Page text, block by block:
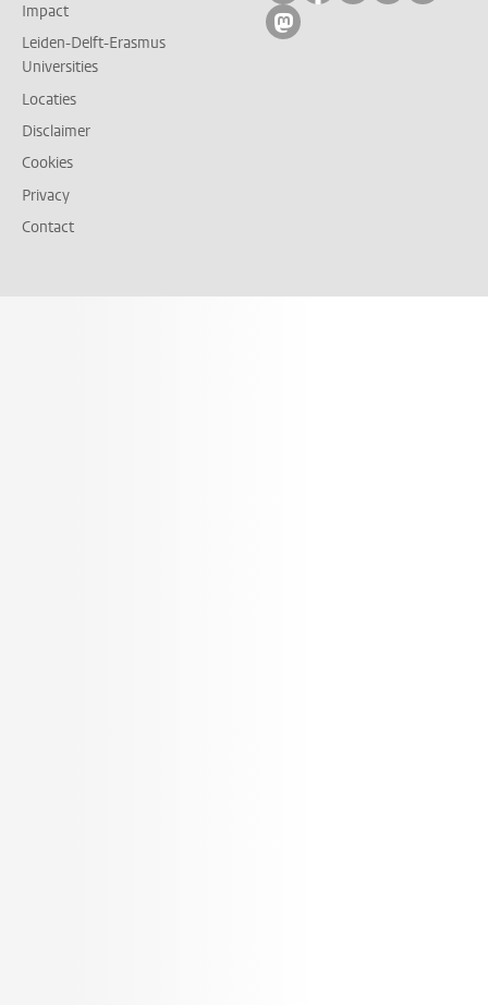
Impact
Leiden-Delft-Erasmus
Universities
Locaties
Disclaimer
Cookies
Privacy
Contact
Volg ons op mastodon